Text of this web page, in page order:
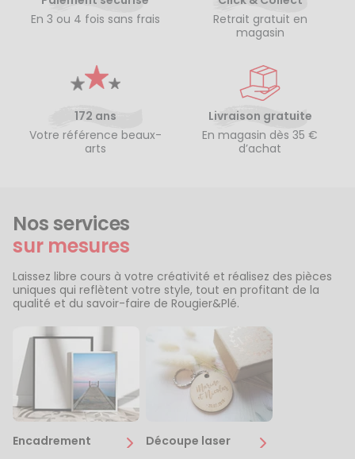
En 3 ou 4 fois sans frais
Retrait gratuit en
magasin
172 ans
Votre référence beaux-
arts
Livraison gratuite
En magasin dès 35 €
d’achat
Nos services
sur mesures
Laissez libre cours à votre créativité et réalisez des pièces
uniques qui reflètent votre style, tout en profitant de la
qualité et du savoir-faire de Rougier&Plé.
Encadrement Découpe laser